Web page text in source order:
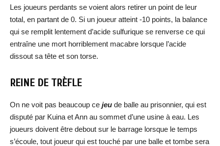
Les joueurs perdants se voient alors retirer un point de leur
total, en partant de 0. Si un joueur atteint -10 points, la balance
qui se remplit lentement d’acide sulfurique se renverse ce qui
entraîne une mort horriblement macabre lorsque l’acide
dissout sa tête et son torse.
REINE DE TRÈFLE
On ne voit pas beaucoup ce jeu de balle au prisonnier, qui est
disputé par Kuina et Ann au sommet d’une usine à eau. Les
joueurs doivent être debout sur le barrage lorsque le temps
s’écoule, tout joueur qui est touché par une balle et tombe sera